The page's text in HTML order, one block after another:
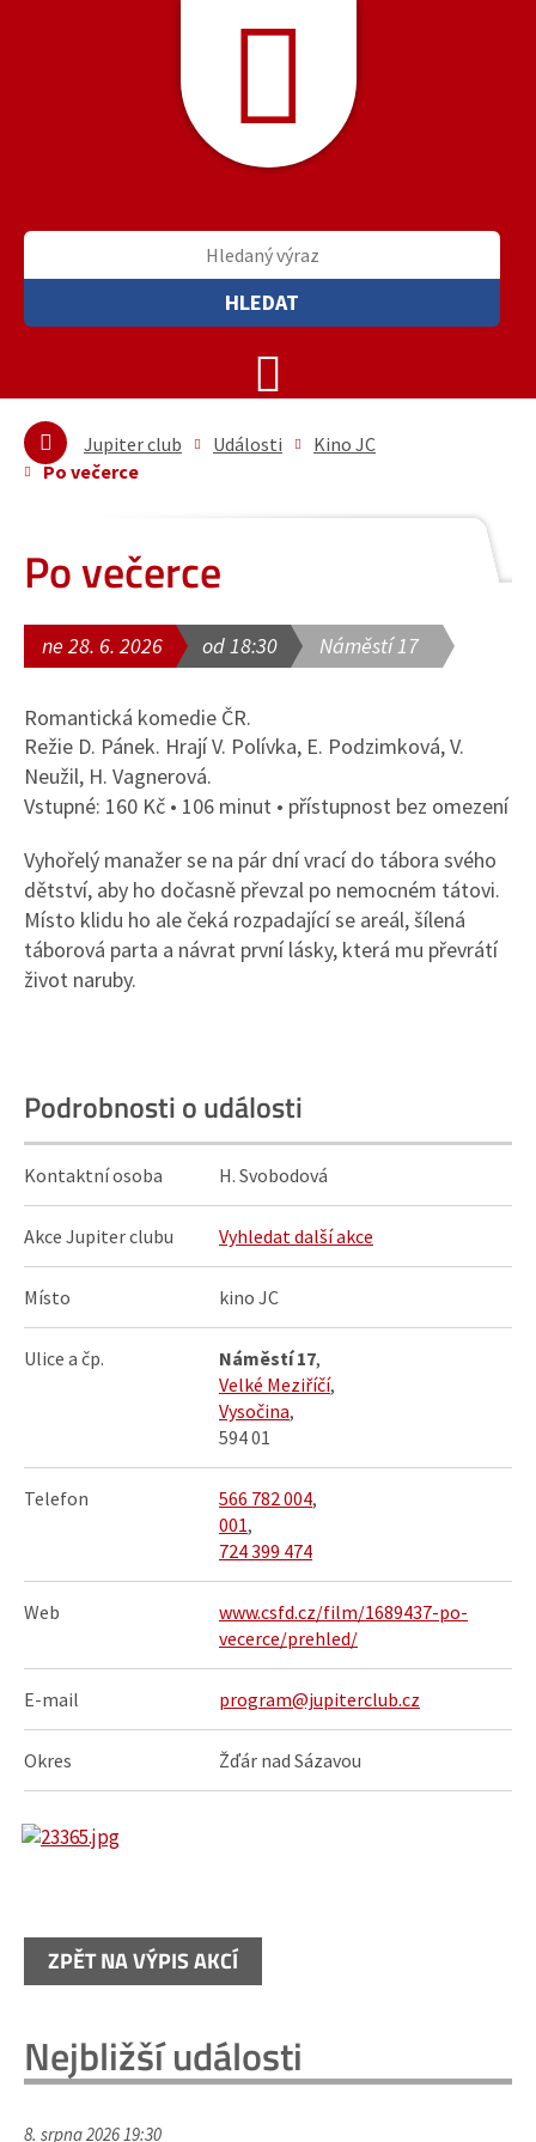
HLEDAT
Jupiter club Události
Kino JC
Po večerce
Po večerce
ne 28. 6. 2026 od 18:30 Náměstí 17
Romantická komedie ČR.
Režie D. Pánek. Hrají V. Polívka, E. Podzimková, V.
Neužil, H. Vagnerová.
Vstupné: 160 Kč • 106 minut • přístupnost bez omezení
Vyhořelý manažer se na pár dní vrací do tábora svého
dětství, aby ho dočasně převzal po nemocném tátovi.
Místo klidu ho ale čeká rozpadající se areál, šílená
táborová parta a návrat první lásky, která mu převrátí
život naruby.
Podrobnosti o události
Kontaktní osoba H. Svobodová
Akce Jupiter clubu Vyhledat další akce
Místo kino JC
Ulice a čp. Náměstí 17,
Velké Meziříčí,
Vysočina,
594 01
Telefon 566 782 004,
001,
724 399 474
Web
www.csfd.cz/film/1689437-po-
vecerce/prehled/
E-mail program@jupiterclub.cz
Okres Žďár nad Sázavou
ZPĚT NA VÝPIS AKCÍ
Nejbližší události
8. srpna 2026 19:30